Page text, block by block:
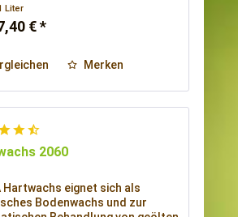
mit Lauge, wie auch zur
Weichholzböden.
Liter
€ *
Merken
2060
Hartwachs eignet sich als
Bodenwachs und zur